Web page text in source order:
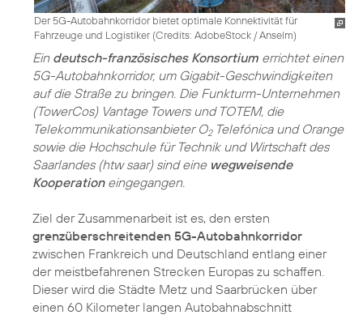
Der 5G-Autobahnkorridor bietet optimale Konnektivität für
Fahrzeuge und Logistiker (Credits: AdobeStock / Anselm)
Ein deutsch-französisches Konsortium errichtet einen
5G-Autobahnkorridor, um Gigabit-Geschwindigkeiten
auf die Straße zu bringen. Die Funkturm-Unternehmen
(TowerCos) Vantage Towers und TOTEM, die
Telekommunikationsanbieter O2Telefónica und Orange
sowie die Hochschule für Technik und Wirtschaft des
Saarlandes (htw saar) sind eine wegweisende
Kooperationeingegangen.
Ziel der Zusammenarbeit ist es, den ersten
grenzüberschreitenden 5G-Autobahnkorridor
zwischen Frankreich und Deutschland entlang einer
der meistbefahrenen Strecken Europas zu schaffen.
Dieser wird die Städte Metz und Saarbrücken über
einen 60 Kilometer langen Autobahnabschnitt